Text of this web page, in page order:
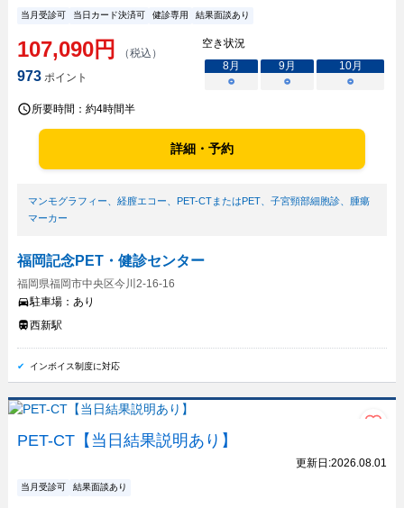
当月受診可 当日カード決済可 健診専用 結果面談あり
107,090円 （税込）
973ポイント
空き状況
8月 9月 10月
○
○ ○
所要時間： 約4時間半
詳細・予約
マンモグラフィー 経膣エコー PET-CTまたはPET、 子宮頸部細胞診、
腫瘍
マーカー
福岡記念PET・健診センター
福岡県福岡市中央区今川2-16-16
駐車場： あり
西新駅
インボイス制度に対応
PET-CT【当日結果説明あり】
更新日:2026.08.01
当月受診可 結果面談あり